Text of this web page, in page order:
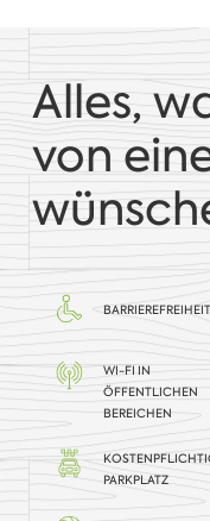
Alles,
von
BARRIEREFREIHEIT
WI-FI IN
ÖFFENTLICHEN
BEREICHEN
PARKPLATZ